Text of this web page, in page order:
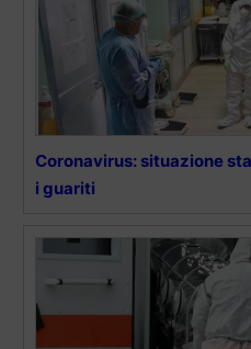
Coronavirus: situazione
i guariti